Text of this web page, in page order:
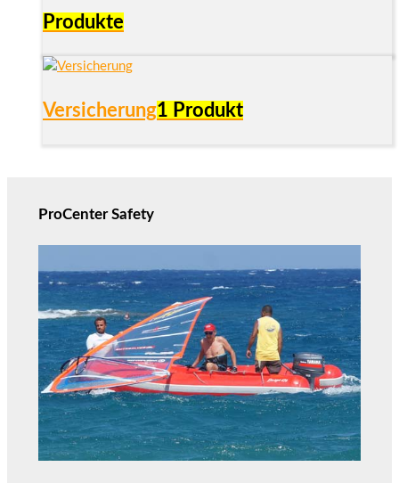
Produkte
Versicherung1 Produkt
ProCenter Safety